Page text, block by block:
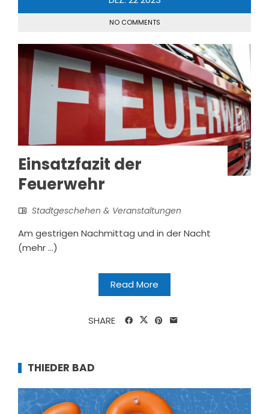
NO COMMENTS
Einsatzfazit der
Feuerwehr
Stadtgeschehen & Veranstaltungen
Am gestrigen Nachmittag und in der Nacht
(mehr …)
Read More
SHARE
THIEDER BAD